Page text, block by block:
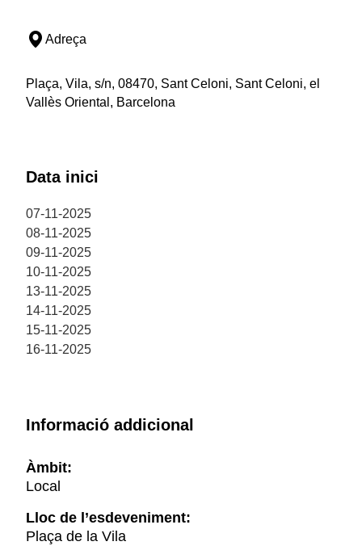
Adreça
Plaça, Vila, s/n, 08470, Sant Celoni, Sant Celoni, el
Vallès Oriental, Barcelona
Data inici
07-11-2025
08-11-2025
09-11-2025
10-11-2025
13-11-2025
14-11-2025
15-11-2025
16-11-2025
Informació addicional
Àmbit:
Local
Lloc de l’esdeveniment:
Plaça de la Vila